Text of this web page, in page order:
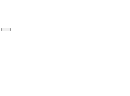
Search